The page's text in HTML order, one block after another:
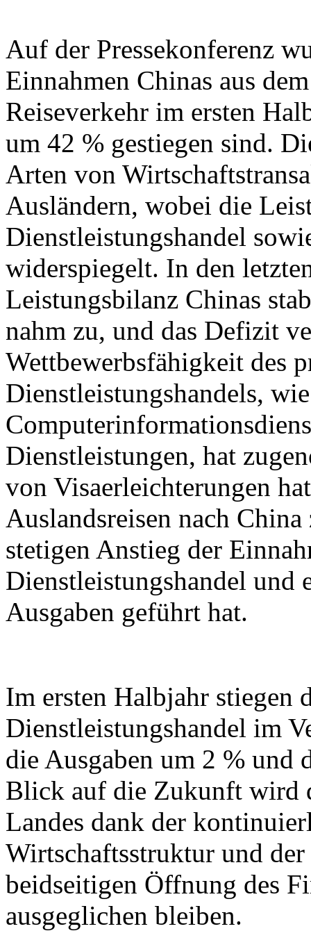
Auf der Pressekonferenz
Einnahmen Chinas aus
Reiseverkehr im ersten
um 42 % gestiegen sind.
Arten von
Ausländern, wobei die
Dienstleistungshandel
widerspiegelt. In den
Leistungsbilanz Chinas
nahm zu, und das Defizit
Wettbewerbsfähigkeit des
Dienstleistungshandels,
Dienstleistungen, hat
von Visaerleichterungen
Auslandsreisen nach
stetigen Anstieg der
Dienstleistungshandel und
Ausgaben geführt hat.
Im ersten Halbjahr stiegen
Dienstleistungshandel im
die Ausgaben um 2 %
Blick auf die Zukunft wird
Landes dank der
Wirtschaftsstruktur und
beidseitigen Öffnung des
ausgeglichen bleiben.